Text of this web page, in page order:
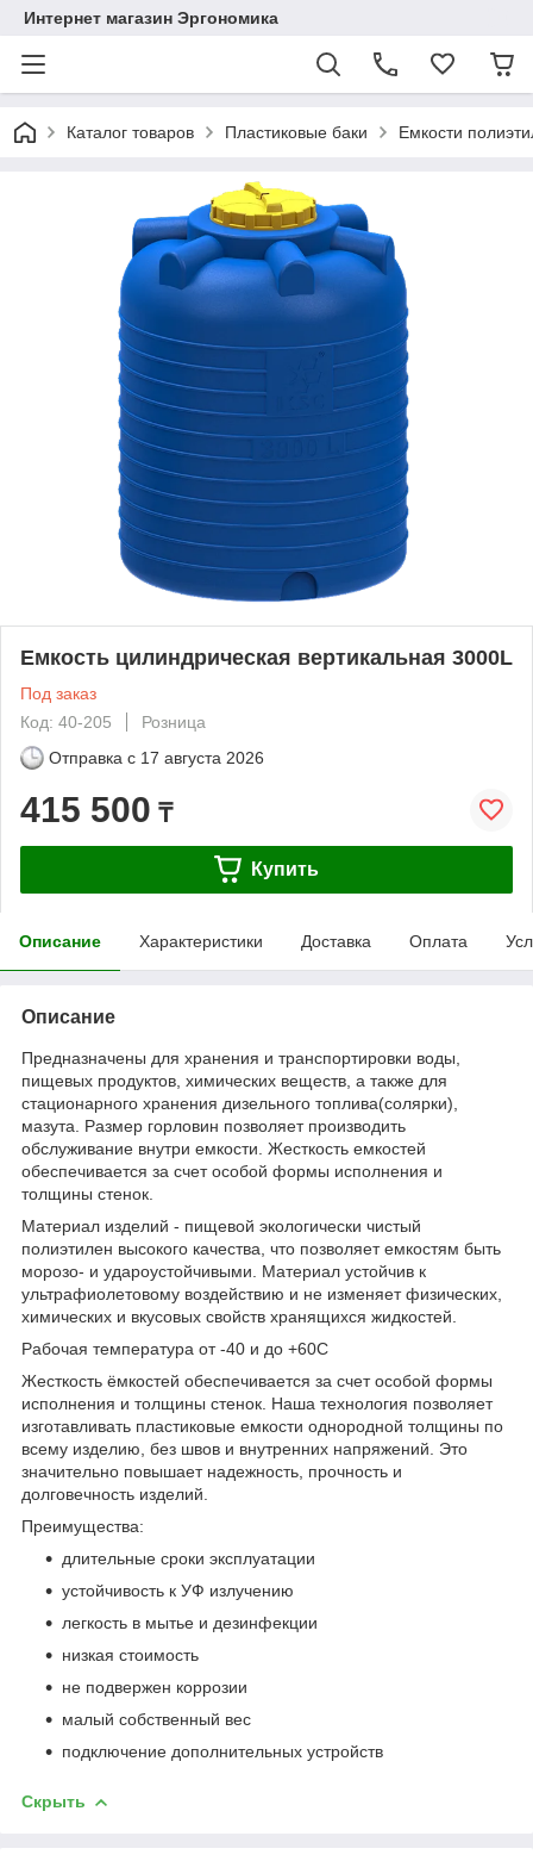
Интернет магазин Эргономика
Каталог товаров Пластиковые баки Емкости
Емкость цилиндрическая вертикальная 3000L
Под заказ
Код: 40-205
Розница
Отправка с 17 августа 2026
415 500 ₸
Купить
Описание Характеристики Доставка Оплата
Описание
Предназначены для хранения и транспортировки воды,
пищевых продуктов, химических веществ, а также для
стационарного хранения дизельного топлива(солярки),
мазута. Размер горловин позволяет производить
обслуживание внутри емкости. Жесткость емкостей
обеспечивается за счет особой формы исполнения и
толщины стенок.
Материал изделий - пищевой экологически чистый
полиэтилен высокого качества, что позволяет емкостям быть
морозо- и удароустойчивыми. Материал устойчив к
ультрафиолетовому воздействию и не изменяет физических,
химических и вкусовых свойств хранящихся жидкостей.
Рабочая температура от -40 и до +60С
Жесткость ёмкостей обеспечивается за счет особой формы
исполнения и толщины стенок. Наша технология позволяет
изготавливать пластиковые емкости однородной толщины по
всему изделию, без швов и внутренних напряжений. Это
значительно повышает надежность, прочность и
долговечность изделий.
Преимущества:
длительные сроки эксплуатации
устойчивость к УФ излучению
легкость в мытье и дезинфекции
низкая стоимость
не подвержен коррозии
малый собственный вес
подключение дополнительных устройств
Скрыть